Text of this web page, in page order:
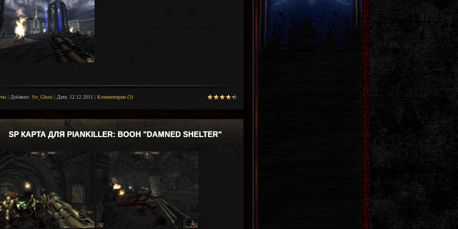
| Добавил: Str_Ghost | Дата: 12.12.2011 | Комментарии (3)
SP КАРТА ДЛЯ PIANKILLER: BOOH "DAMNED SHELTER"